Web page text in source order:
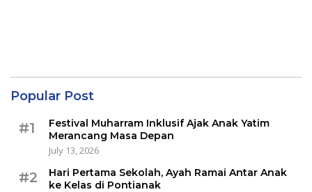
Popular Post
#1
Festival Muharram Inklusif Ajak Anak Yatim
Merancang Masa Depan
July 13, 2026
#2
Hari Pertama Sekolah, Ayah Ramai Antar Anak
ke Kelas di Pontianak